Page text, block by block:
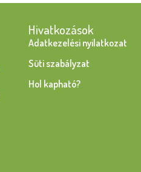
Hivatkozások
Adatkezelési nyilatkozat
Süti szabályzat
Hol kapható?